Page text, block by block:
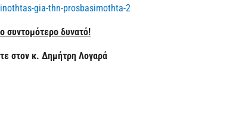
gia-thn-prosbasimothta-2
συντομότερο δυνατό!
στον κ. Δημήτρη Λογαρά